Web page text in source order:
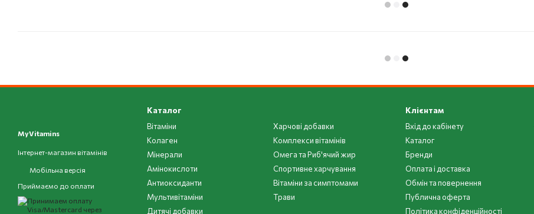
MyVitamins
Інтернет-магазин вітамінів
Мобільна версія
Приймаємо до оплати
Каталог
Вітаміни
Колаген
Мінерали
Амінокислоти
Антиоксиданти
Мультивітаміни
Дитячі добавки
Харчові добавки
Комплекси вітамінів
Омега та Риб'ячий жир
Спортивне харчування
Вітаміни за симптомами
Трави
Клієнтам
Вхід до кабінету
Каталог
Бренди
Оплата і доставка
Обмін та повернення
Публична оферта
Політика конфіденційності